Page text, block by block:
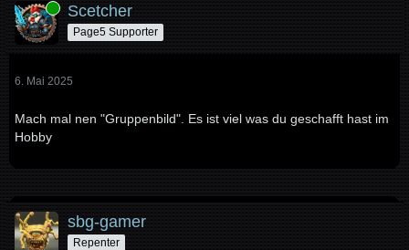
Online Scetcher
Page5 Supporter
6. Mai 2025
Mach mal nen "Gruppenbild". Es ist viel was du geschafft hast im
Hobby
sbg-gamer
Repenter